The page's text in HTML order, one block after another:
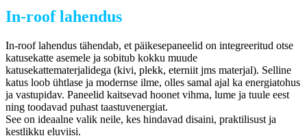
In-roof lahendus
In-rooflahendus tähendab, et päikesepaneelid on integreeritud otse
katusekatte asemele ja sobitub kokku muude
katusekattematerjalidega (kivi, plekk, eterniit jms materjal). Selline
katus loob ühtlase ja modernse ilme, olles samal ajal ka energiatohus
ja vastupidav. Paneelid kaitsevad hoonet vihma, lume ja tuule eest
ning toodavad puhast taastuvenergiat.
See on ideaalne valik neile, kes hindavad disaini, praktilisust ja
kestlikku eluviisi.